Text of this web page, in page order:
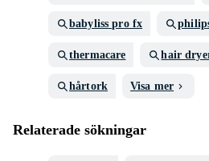
babyliss pro fx
thermacare hair
hårtork Visa mer
Relaterade sökningar